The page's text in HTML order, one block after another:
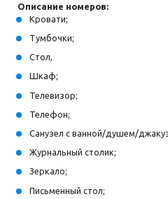
Описание номеров:
Кровати;
Тумбочки;
Стол,
Шкаф;
Телевизор;
Телефон;
Санузел с ванной/душем/
Журнальный столик;
Зеркало;
Письменный стол;